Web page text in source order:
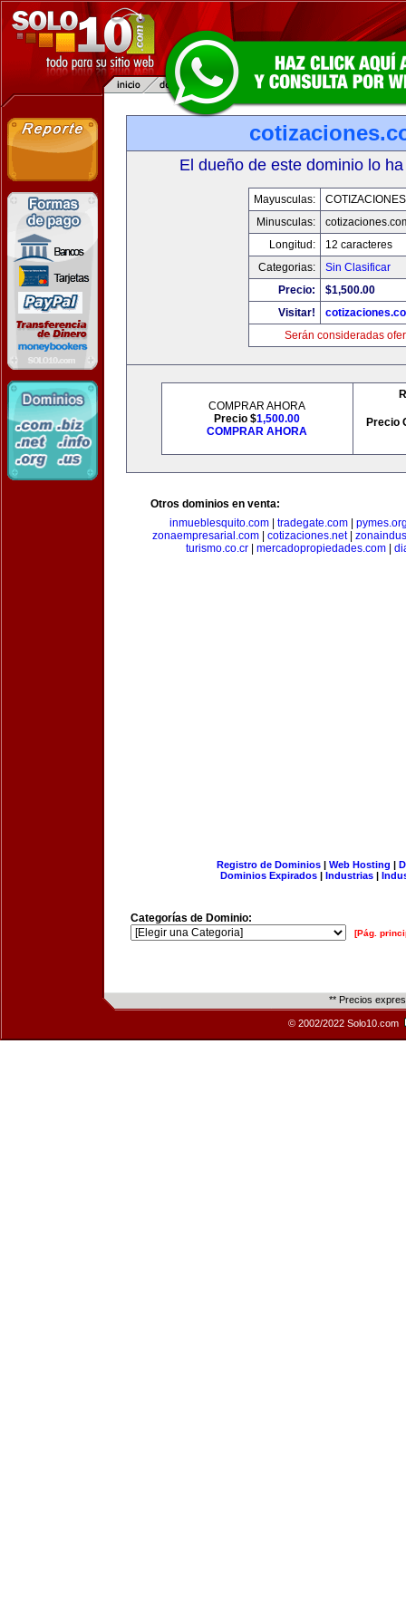
El dueño de este dominio lo
Mayusculas:
Minusculas:
Longitud:
12 caracteres
Categorias:
Sin Clasificar
Precio:
$1,500.00
Visitar!
Serán consideradas
COMPRAR AHORA
Precio $1,500.00
COMPRAR AHORA
Precio
Otros dominios en venta:
inmueblesquito.com
tradegate.com
zonaempresarial.com| cotizaciones.net|
turismo.co.cr| mercadopropiedades.com|
Registro de Dominios| Web Hosting |
Dominios Expirados | Industrias |
Categorías de Dominio:
[Pág.
** Precios
© 2002/2022 Solo10.com